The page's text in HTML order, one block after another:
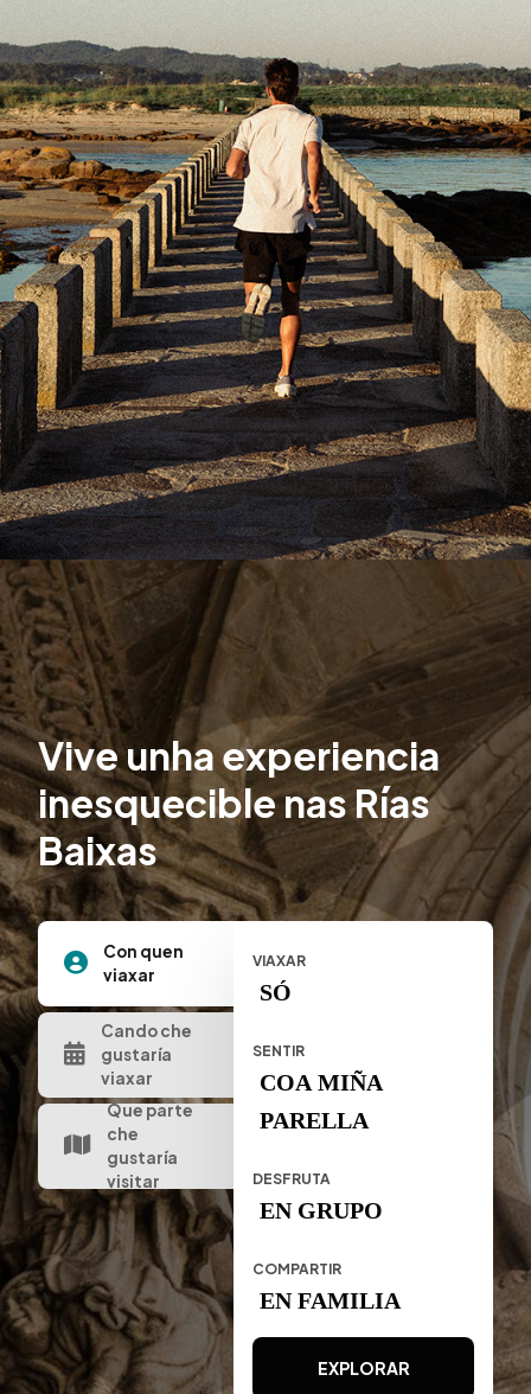
Vive unha experiencia
inesquecible nas Rías
Baixas
Con quen
viaxar
Cando che
gustaría
viaxar
Que parte
che
gustaría
visitar
VIAXAR
SÓ
SENTIR
COA MIÑA
PARELLA
DESFRUTA
EN GRUPO
COMPARTIR
EN FAMILIA
EXPLORAR